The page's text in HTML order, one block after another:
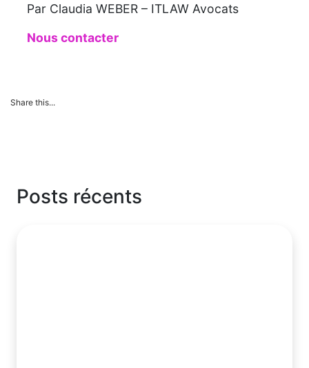
Par Claudia WEBER – ITLAW Avocats
Nous contacter
Share this...
Posts récents